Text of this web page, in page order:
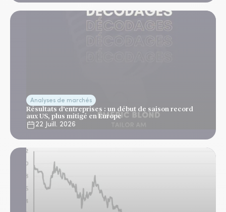
Analyses de marchés
Résultats d’entreprises : un début de saison record
aux US, plus mitigé en Europe
22 Juill. 2026